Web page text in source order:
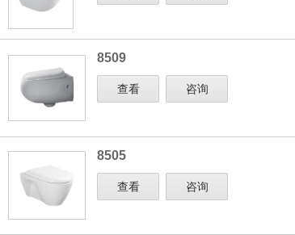
8509
查看 咨询
8505
查看 咨询